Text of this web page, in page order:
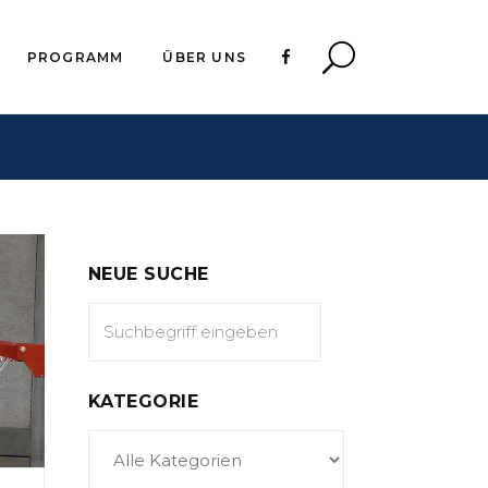
PROGRAMM ÜBER UNS
NEUE SUCHE
KATEGORIE